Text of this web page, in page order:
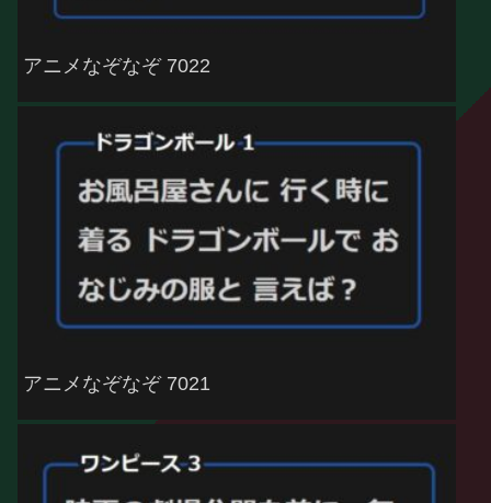
アニメなぞなぞ 7022
アニメなぞなぞ 7021